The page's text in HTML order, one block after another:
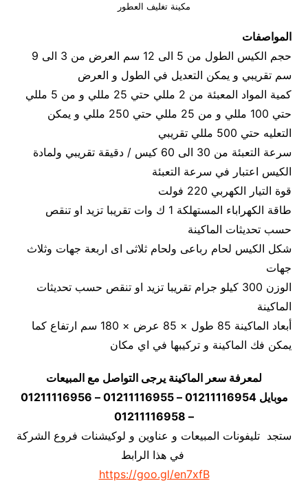
مكينة تغليف العطور
المواصفات
حجم الكيس الطول من 5 الى 12 سم العرض من 3 الى 9
سم تقريبي و يمكن التعديل في الطول و العرض
كمية المواد المعبئة من 2 مللي حتي 25 مللي و من 5 مللي
حتي 100 مللي و من 25 مللي حتي 250 مللي و يمكن
التعليه حتي 500 مللي تقريبي
سرعة التعبئة من 30 الى 60 كيس / دقيقة تقريبي ولمادة
الكيس اعتبار في سرعة التعبئة
قوة التيار الكهربي 220 فولت
طاقة الكهراباء المستهلكة 1 ك وات تقريبا تزيد او تنقص
حسب تحديثات الماكينة
شكل الكيس لحام رباعى ولحام ثلاثى اى اربعة جهات وثلاث
جهات
الوزن 300 كيلو جرام تقريبا تزيد او تنقص حسب تحديثات
الماكينة
أبعاد الماكينة 85 طول × 85 عرض × 180 سم ارتفاع كما
يمكن فك الماكينة و تركيبها في اي مكان
لمعرفة سعر الماكينة يرجى التواصل مع المبيعات
موبايل 01211116954 – 01211116955 – 01211116956
– 01211116958
ستجد تليفونات المبيعات و عناوين و لوكيشنات فروع الشركة
في هذا الرابط
https://goo.gl/en7xfB